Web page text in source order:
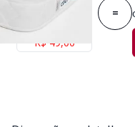
Economize
R$ 49,00
=